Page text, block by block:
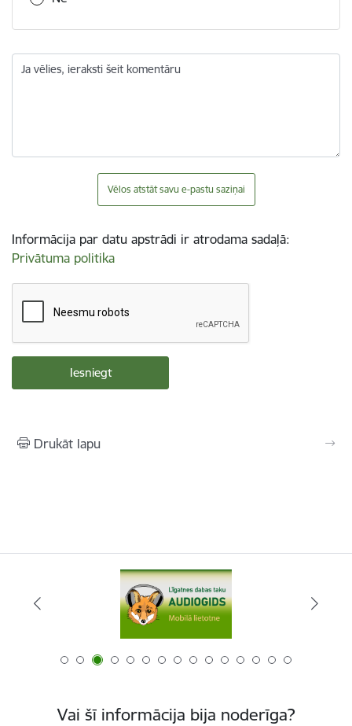
Ja vēlies, ieraksti šeit komentāru
Vēlos atstāt savu e-pastu saziņai
Informācija par datu apstrādi ir atrodama sadaļā:
Privātuma politika
Drukāt lapu
Vai šī informācija bija noderīga?